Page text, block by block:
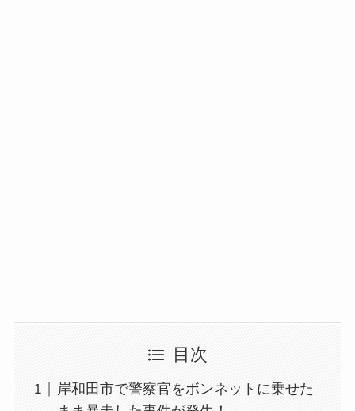
目次
岸和田市で警察官をボンネットに乗せた